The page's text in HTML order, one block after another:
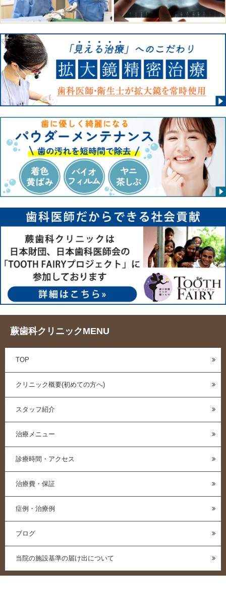
蕨歯科クリニックMENU
TOP
クリニック概要(初めての方へ)
スタッフ紹介
治療メニュー
診療時間・アクセス
治療費・保証
症例・治療例
ブログ
当院の施設基準の届け出について